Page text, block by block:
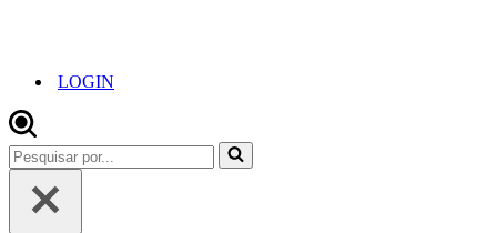
LOGIN
Pesquisar
por...